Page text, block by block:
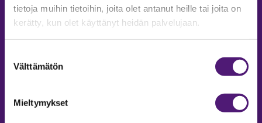
tietoja muihin tietoihin, joita olet antanut heille tai joita on
kerätty, kun olet käyttänyt heidän palvelujaan.
valinta
Välttämätön
Mieltymykset
MAJOITUS
Tiedustelut & Varaukset